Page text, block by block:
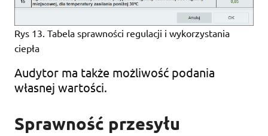
Rys 13. Tabela sprawności regulacji i wykorzystania
ciepła
Audytor ma także możliwość podania
własnej wartości.
Sprawność przesyłu